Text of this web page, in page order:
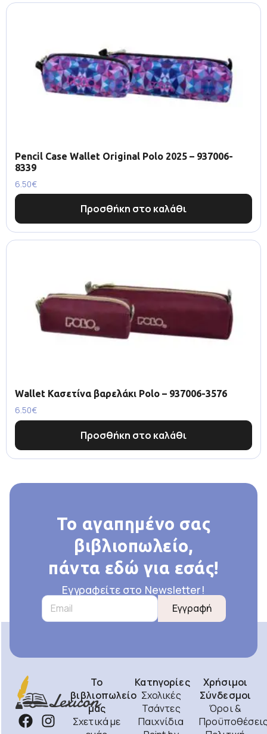
Pencil Case Wallet Original Polo 2025 – 937006-
8339
6.50€
Προσθήκη στο καλάθι
Wallet Κασετίνα βαρελάκι Polo – 937006-3576
6.50€
Προσθήκη στο καλάθι
Το αγαπημένο σας
βιβλιοπωλείο,
πάντα εδώ για εσάς!
Εγγραφείτε στο Newsletter!
Εγγραφή
Το
βιβλιοπωλείο
μας
Σχετικά με
Κατηγορίες
Σχολικές
Τσάντες
Παιχνίδια
Χρήσιμοι
Σύνδεσμοι
Όροι &